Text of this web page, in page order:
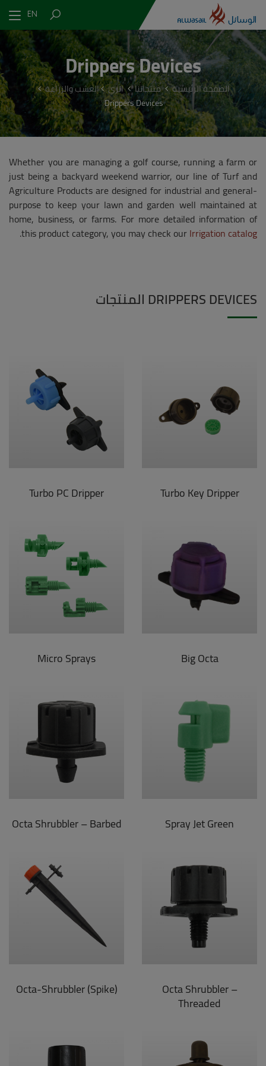
EN
Drippers Devices
الصفحة الرئيسية منتجاتنا الري
العشب والزراعة
Drippers Devices
Whether you are managing a golf course, running a farm or
just being a backyard weekend warrior, our line of Turf and
Agriculture Products are designed for industrial and general-
purpose to keep your lawn and garden well maintained at
home, business, or farms. For more detailed information of
this product category, you may check ourIrrigation catalog
.
DRIPPERS DEVICES المنتجات
Turbo Key Dripper
Turbo PC Dripper
Big Octa
Micro Sprays
Spray Jet Green
Octa Shrubbler – Barbed
Octa Shrubbler –
Threaded
Octa-Shrubbler (Spike)